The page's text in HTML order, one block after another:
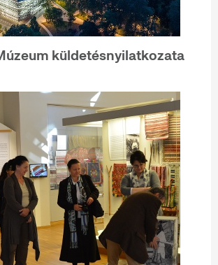
küldetésnyilatkozata